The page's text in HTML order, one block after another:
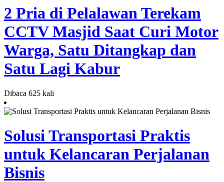
2 Pria di Pelalawan Terekam
CCTV Masjid Saat Curi Motor
Warga, Satu Ditangkap dan
Satu Lagi Kabur
Dibaca 625 kali
Solusi Transportasi Praktis
untuk Kelancaran Perjalanan
Bisnis